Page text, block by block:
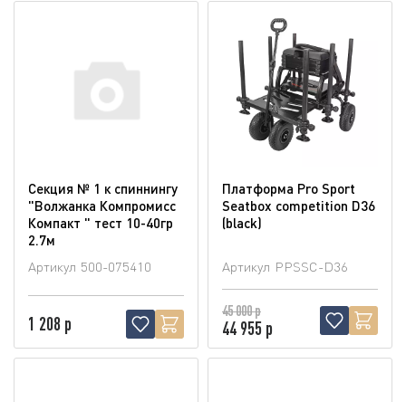
Секция № 1 к спиннингу
"Волжанка Компромисс
Компакт " тест 10-40гр
2.7м
Артикул 500-075410
1 208 р
Платформа Pro Sport
Seatbox competition D36
(blaсk)
Артикул PPSSC-D36
45 000 р
44 955 р